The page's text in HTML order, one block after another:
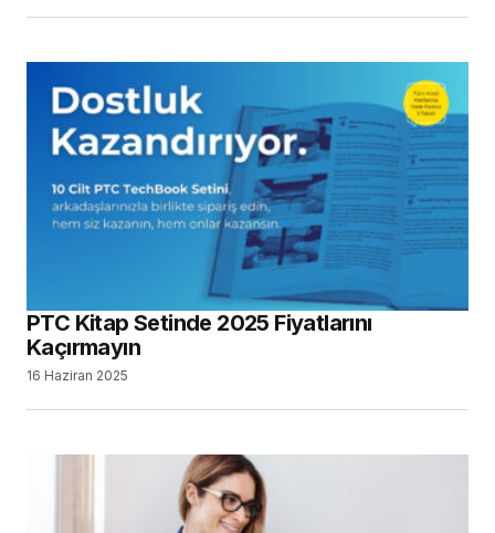
PTC Kitap Setinde 2025 Fiyatlarını
Kaçırmayın
16 Haziran 2025